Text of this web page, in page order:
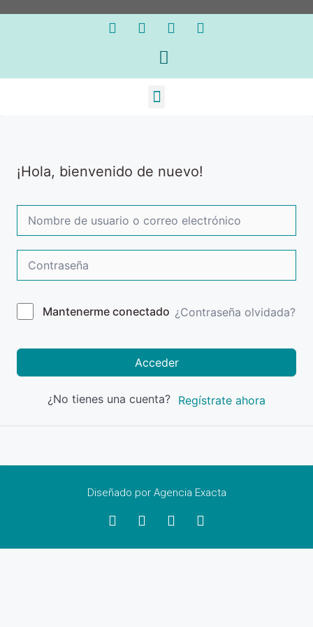
¡Hola, bienvenido de nuevo!
Mantenerme conectado ¿Contraseña olvidada?
Acceder
¿No tienes una cuenta? Regístrate ahora
Diseñado por Agencia Exacta